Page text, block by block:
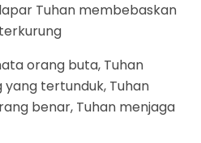
Tuhan membebaskan
orang buta, Tuhan
tertunduk, Tuhan
benar, Tuhan menjaga